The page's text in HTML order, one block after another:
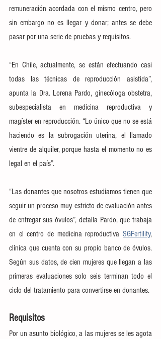
remuneración acordada con el mismo centro, pero
sin embargo no es llegar y donar; antes se debe
pasar por una serie de pruebas y requisitos.
“En Chile, actualmente, se están efectuando casi
todas las técnicas de reproducción asistida”,
apunta la Dra. Lorena Pardo, ginecóloga obstetra,
subespecialista en medicina reproductiva y
magíster en reproducción. “Lo único que no se está
haciendo es la subrogación uterina, el llamado
vientre de alquiler, porque hasta el momento no es
legal en el país”.
“Las donantes que nosotros estudiamos tienen que
seguir un proceso muy estricto de evaluación antes
de entregar sus óvulos”, detalla Pardo, que trabaja
en el centro de medicina reproductiva SGFertility,
clínica que cuenta con su propio banco de óvulos.
Según sus datos, de cien mujeres que llegan a las
primeras evaluaciones solo seis terminan todo el
ciclo del tratamiento para convertirse en donantes.
Requisitos
Por un asunto biológico, a las mujeres se les agota